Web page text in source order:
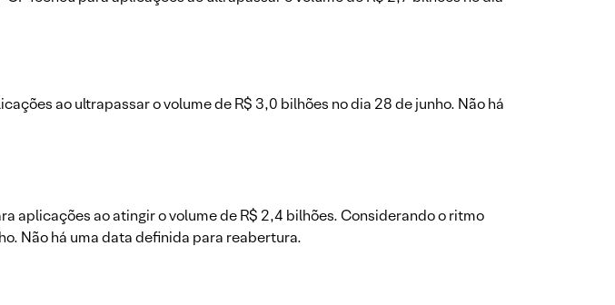
ao ultrapassar o volume de R$ 3,0 bilhões no dia 28 de junho. Não há
aplicações ao atingir o volume de R$ 2,4 bilhões. Considerando o ritmo
Não há uma data definida para reabertura.